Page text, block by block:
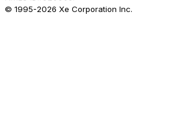
© 1995-2026 Xe Corporation Inc.